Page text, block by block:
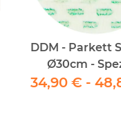
DDM - Parkett
Ø30cm -
Floorboy
34,90 € -